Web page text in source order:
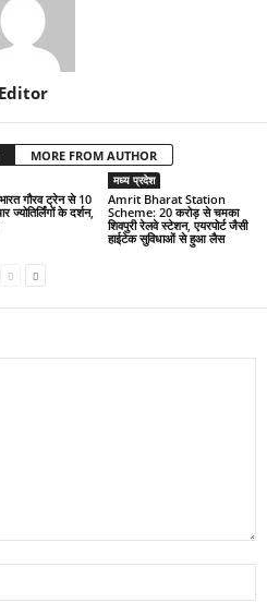
Editor
MORE FROM AUTHOR
गौरव ट्रेन से 10
ज्योतिर्लिंगों के दर्शन,
मध्य प्रदेश
Amrit Bharat Station
Scheme: 20 करोड़ से चमका
शिवपुरी रेलवे स्टेशन, एयरपोर्ट जैसी
हाईटेक सुविधाओं से हुआ लैस